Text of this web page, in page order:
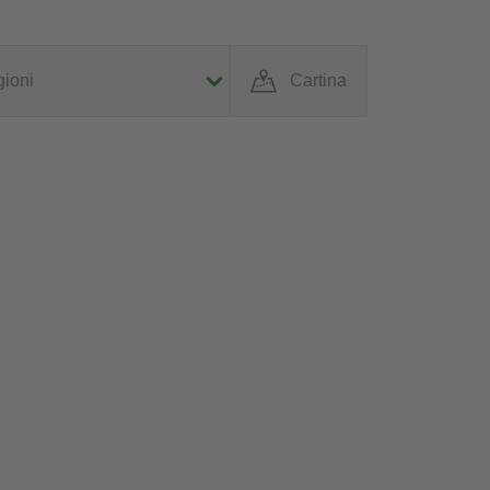
Cartina